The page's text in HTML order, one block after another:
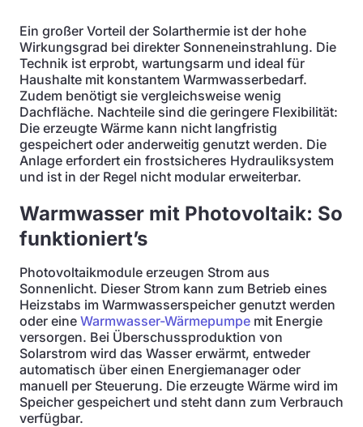
Ein großer Vorteil der Solarthermie ist der hohe
Wirkungsgrad bei direkter Sonneneinstrahlung. Die
Technik ist erprobt, wartungsarm und ideal für
Haushalte mit konstantem Warmwasserbedarf.
Zudem benötigt sie vergleichsweise wenig
Dachfläche. Nachteile sind die geringere Flexibilität:
Die erzeugte Wärme kann nicht langfristig
gespeichert oder anderweitig genutzt werden. Die
Anlage erfordert ein frostsicheres Hydrauliksystem
und ist in der Regel nicht modular erweiterbar.
Warmwasser mit Photovoltaik: So
funktioniert’s
Photovoltaikmodule erzeugen Strom aus
Sonnenlicht. Dieser Strom kann zum Betrieb eines
Heizstabs im Warmwasserspeicher genutzt werden
oder eine Warmwasser-Wärmepumpe mit Energie
versorgen. Bei Überschussproduktion von
Solarstrom wird das Wasser erwärmt, entweder
automatisch über einen Energiemanager oder
manuell per Steuerung. Die erzeugte Wärme wird im
Speicher gespeichert und steht dann zum Verbrauch
verfügbar.